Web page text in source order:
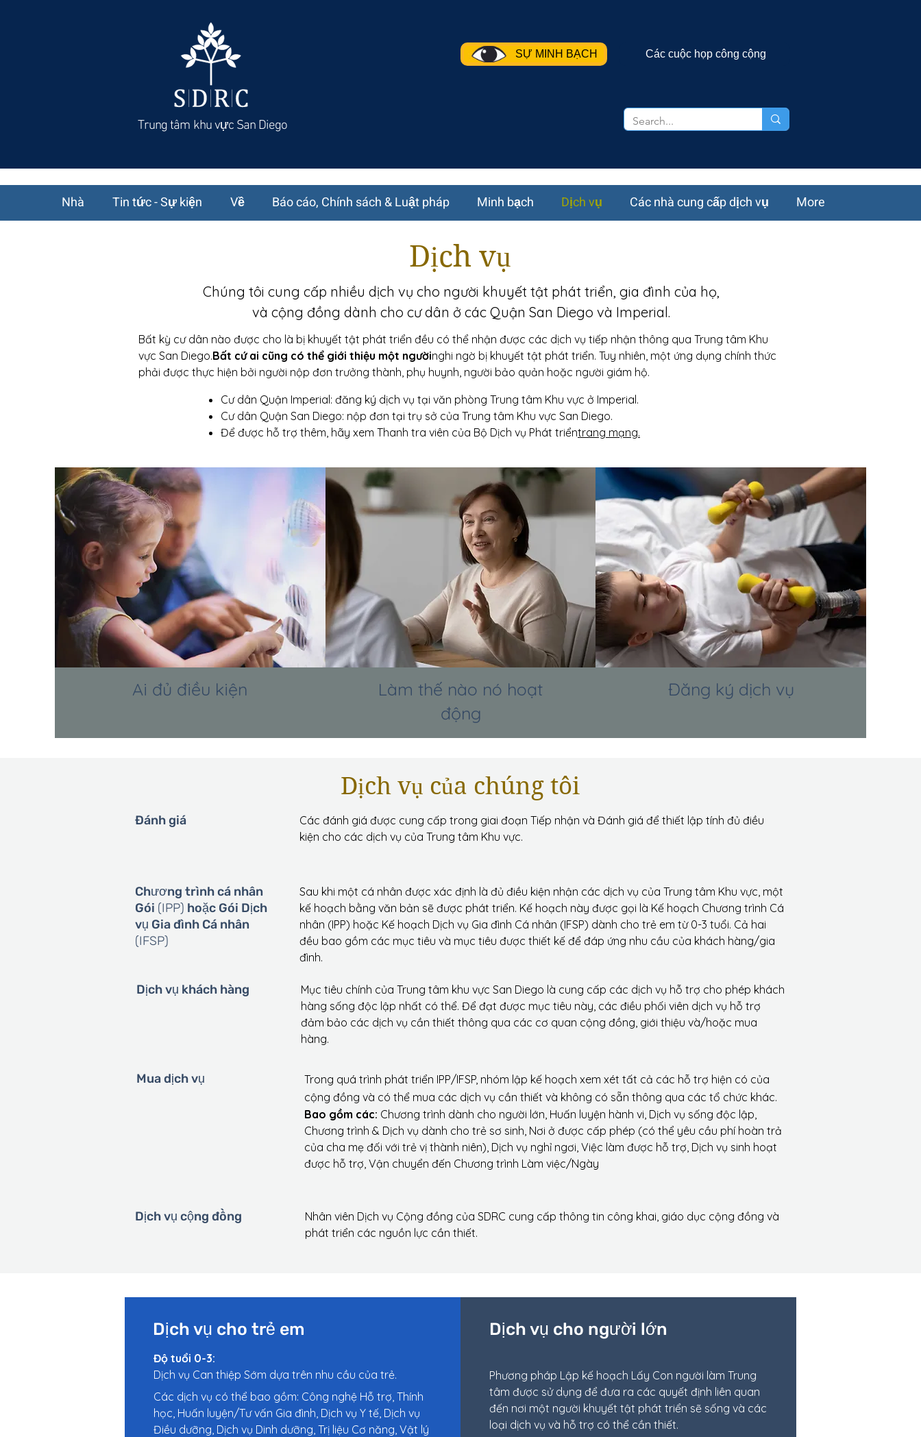
SỰ MINH BẠCH Các cuộc họp công cộng
Trung tâm khu vực San Diego
Nhà Tin tức - Sự kiện Về Báo cáo, Chính sách & Luật pháp Minh bạch Dịch vụ Các nhà cung cấp dịch vụ More
Dịch vụ
Chúng tôi cung cấp nhiều dịch vụ cho người khuyết tật phát triển, gia đình của họ,
và cộng đồng dành cho cư dân ở các Quận San Diego và Imperial.
Bất kỳ cư dân nào được cho là bị khuyết tật phát triển đều có thể nhận được các dịch vụ tiếp nhận thông qua Trung tâm Khu
vực San Diego.Bất cứ ai cũng có thể giới thiệu một ngườinghi ngờ bị khuyết tật phát triển. Tuy nhiên, một ứng dụng chính thức
phải được thực hiện bởi người nộp đơn trưởng thành, phụ huynh, người bảo quản hoặc người giám hộ.
Cư dân Quận Imperial: đăng ký dịch vụ tại văn phòng Trung tâm Khu vực ở Imperial.
Cư dân Quận San Diego: nộp đơn tại trụ sở của Trung tâm Khu vực San Diego.
Để được hỗ trợ thêm, hãy xem Thanh tra viên của Bộ Dịch vụ Phát triểntrang mạng.
Ai đủ điều kiện
Làm thế nào nó hoạt
động
Đăng ký dịch vụ
Dịch vụ của chúng tôi
Đánh giá
Các đánh giá được cung cấp trong giai đoạn Tiếp nhận và Đánh giá để thiết lập tính đủ điều
kiện cho các dịch vụ của Trung tâm Khu vực.
Chương trình cá nhân
Gói (IPP) hoặc Gói Dịch
vụ Gia đình Cá nhân
(IFSP)
Dịch vụ khách hàng
Sau khi một cá nhân được xác định là đủ điều kiện nhận các dịch vụ của Trung tâm Khu vực, một
kế hoạch bằng văn bản sẽ được phát triển. Kế hoạch này được gọi là Kế hoạch Chương trình Cá
nhân (IPP) hoặc Kế hoạch Dịch vụ Gia đình Cá nhân (IFSP) dành cho trẻ em từ 0-3 tuổi. Cả hai
đều bao gồm các mục tiêu và mục tiêu được thiết kế để đáp ứng nhu cầu của khách hàng/gia
đình.
Mục tiêu chính của Trung tâm khu vực San Diego là cung cấp các dịch vụ hỗ trợ cho phép khách
hàng sống độc lập nhất có thể. Để đạt được mục tiêu này, các điều phối viên dịch vụ hỗ trợ
đảm bảo các dịch vụ cần thiết thông qua các cơ quan cộng đồng, giới thiệu và/hoặc mua
hàng.
Mua dịch vụ
Trong quá trình phát triển IPP/IFSP, nhóm lập kế hoạch xem xét tất cả các hỗ trợ hiện có của
cộng đồng và có thể mua các dịch vụ cần thiết và không có sẵn thông qua các tổ chức khác.
Bao gồm các: Chương trình dành cho người lớn, Huấn luyện hành vi, Dịch vụ sống độc lập,
Chương trình & Dịch vụ dành cho trẻ sơ sinh, Nơi ở được cấp phép (có thể yêu cầu phí hoàn trả
của cha mẹ đối với trẻ vị thành niên), Dịch vụ nghỉ ngơi, Việc làm được hỗ trợ, Dịch vụ sinh hoạt
được hỗ trợ, Vận chuyển đến Chương trình Làm việc/Ngày
Dịch vụ cộng đồng
Nhân viên Dịch vụ Cộng đồng của SDRC cung cấp thông tin công khai, giáo dục cộng đồng và
phát triển các nguồn lực cần thiết.
Dịch vụ cho trẻ em
Độ tuổi 0-3:
Dịch vụ Can thiệp Sớm dựa trên nhu cầu của trẻ.
Các dịch vụ có thể bao gồm: Công nghệ Hỗ trợ, Thính
học, Huấn luyện/Tư vấn Gia đình, Dịch vụ Y tế, Dịch vụ
Điều dưỡng, Dịch vụ Dinh dưỡng, Trị liệu Cơ năng, Vật lý
Dịch vụ cho người lớn
Phương pháp Lập kế hoạch Lấy Con người làm Trung
tâm được sử dụng để đưa ra các quyết định liên quan
đến nơi một người khuyết tật phát triển sẽ sống và các
loại dịch vụ và hỗ trợ có thể cần thiết.